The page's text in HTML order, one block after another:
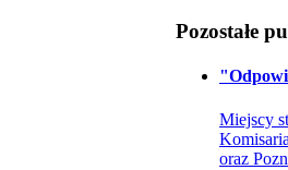
Pozostałe
Miejscy
oraz